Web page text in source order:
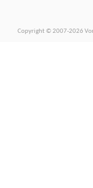
Copyright © 2007-2026